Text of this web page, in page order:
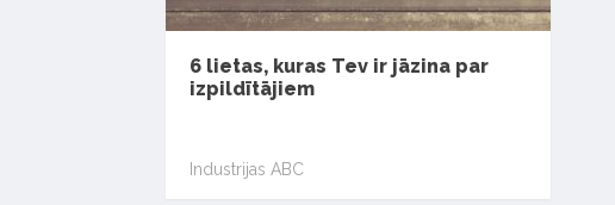
6 lietas, kuras Tev ir jāzina par
izpildītājiem
Industrijas ABC